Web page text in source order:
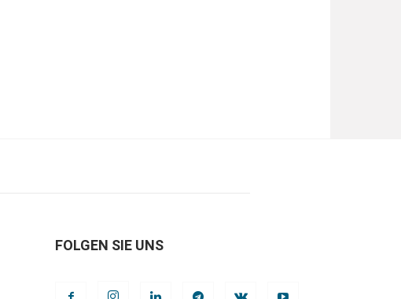
FOLGEN SIE UNS